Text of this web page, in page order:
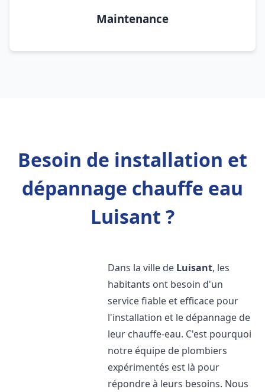
Maintenance
Besoin de installation et
dépannage chauffe eau
Luisant ?
Dans la ville de Luisant, les
habitants ont besoin d'un
service fiable et efficace pour
l'installation et le dépannage de
leur chauffe-eau. C'est pourquoi
notre équipe de plombiers
expérimentés est là pour
répondre à leurs besoins. Nous